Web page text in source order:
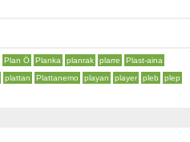
Plan Ö Planka planrak plarre
Plast-aina
plattan Plattanemo playan player pleb
plep